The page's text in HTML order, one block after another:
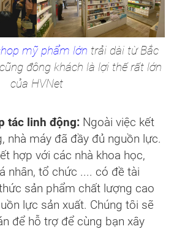
mỹ phẩm lớn trải dài từ Bắc
đông khách là lợi thế rất lớn
của HVNet
tác linh động: Ngoài việc kết
nhà máy đã đầy đủ nguồn lực.
hợp với các nhà khoa học,
nhân, tổ chức .... có đề tài
sản phẩm chất lượng cao
lực sản xuất. Chúng tôi sẽ
để hỗ trợ để cùng bạn xây